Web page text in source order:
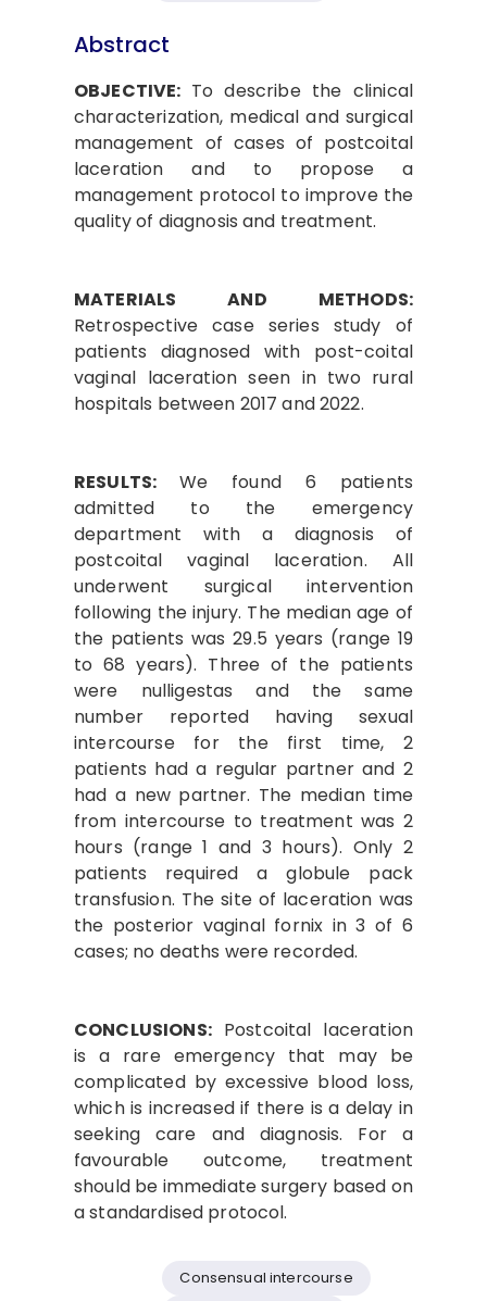
Abstract
OBJECTIVE: To describe the clinical
characterization, medical and surgical
management of cases of postcoital
laceration and to propose a
management protocol to improve the
quality of diagnosis and treatment.
MATERIALS AND METHODS:
Retrospective case series study of
patients diagnosed with post-coital
vaginal laceration seen in two rural
hospitals between 2017 and 2022.
RESULTS:We found 6 patients
admitted to the emergency
department with a diagnosis of
postcoital vaginal laceration. All
underwent surgical intervention
following the injury. The median age of
the patients was 29.5 years (range 19
to 68 years). Three of the patients
were nulligestas and the same
number reported having sexual
intercourse for the first time, 2
patients had a regular partner and 2
had a new partner. The median time
from intercourse to treatment was 2
hours (range 1 and 3 hours). Only 2
patients required a globule pack
transfusion. The site of laceration was
the posterior vaginal fornix in 3 of 6
cases; no deaths were recorded.
CONCLUSIONS:Postcoital laceration
is a rare emergency that may be
complicated by excessive blood loss,
which is increased if there is a delay in
seeking care and diagnosis. For a
favourable outcome, treatment
should be immediate surgery based on
a standardised protocol.
Consensual intercourse